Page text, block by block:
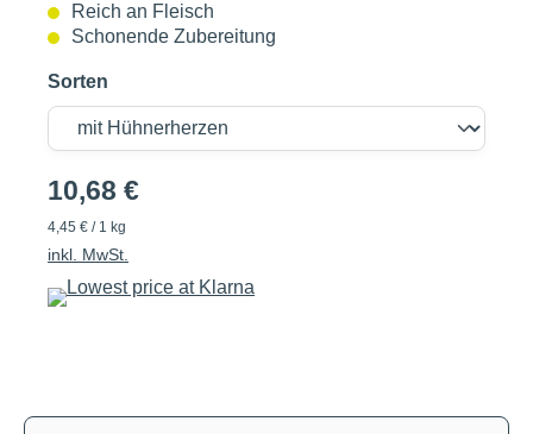
Reich an Fleisch
Schonende Zubereitung
Sorten
10,68 €
4,45 € / 1 kg
inkl. MwSt.